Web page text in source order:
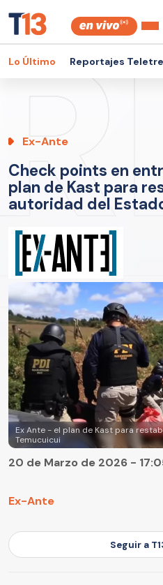
Lo Último Reportajes
Ex-Ante
Check points en
plan de Kast para
autoridad del
Ex Ante - el plan de Kast para
Temucuicui
Ex-Ante
20 de Marzo de 2026 -
Seguir a